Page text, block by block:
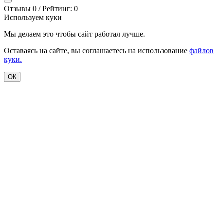
Отзывы 0 / Рейтинг: 0
Используем куки
Мы делаем это чтобы сайт работал лучше.
Оставаясь на сайте, вы соглашаетесь на использование файлов
куки.
ОК